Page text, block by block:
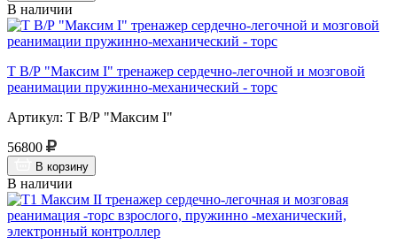
В наличии
Т В/Р "Максим I" тренажер сердечно-легочной и мозговой
реанимации пружинно-механический - торс
Артикул: Т В/Р "Максим I"
56800
В корзину
В наличии